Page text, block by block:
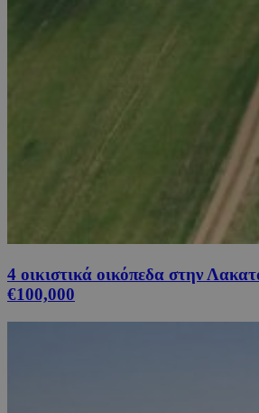
4 οικιστικά οικόπεδα στην
€100,000